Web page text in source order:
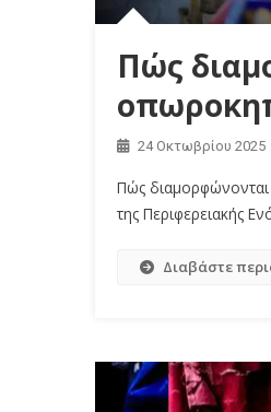
Πώς
24 Οκτωβρίου 2025
Πώς
της Περιφερειακής
Διαβάστε